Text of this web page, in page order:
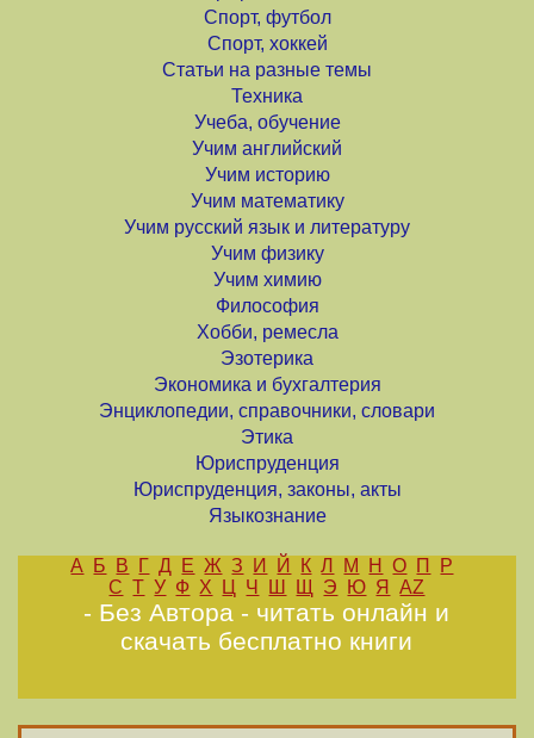
Спорт, футбол
Спорт, хоккей
Статьи на разные темы
Техника
Учеба, обучение
Учим английский
Учим историю
Учим математику
Учим русский язык и литературу
Учим физику
Учим химию
Философия
Хобби, ремесла
Эзотерика
Экономика и бухгалтерия
Энциклопедии, справочники, словари
Этика
Юриспруденция
Юриспруденция, законы, акты
Языкознание
А Б В Г Д Е Ж З И Й К Л М Н О П
Р
С Т У Ф Х Ц Ч Ш Щ Э Ю Я AZ
- Без Автора - читать онлайн и
скачать бесплатно книги